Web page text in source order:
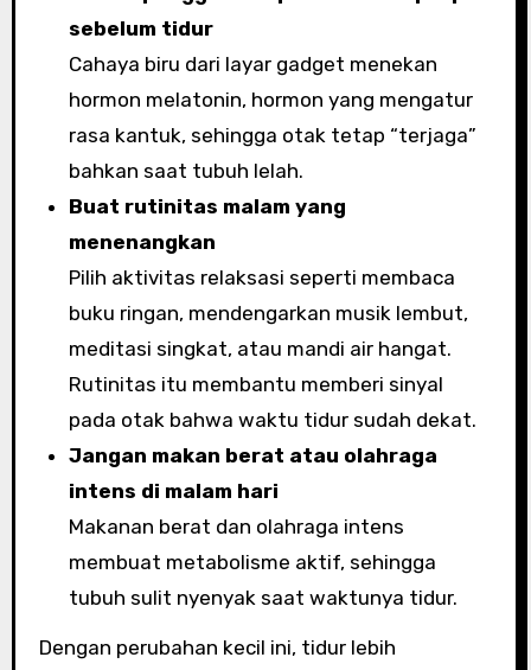
sebelum tidur
Cahaya biru dari layar gadget menekan
hormon melatonin, hormon yang mengatur
rasa kantuk, sehingga otak tetap “terjaga”
bahkan saat tubuh lelah.
Buat rutinitas malam yang
menenangkan
Pilih aktivitas relaksasi seperti membaca
buku ringan, mendengarkan musik lembut,
meditasi singkat, atau mandi air hangat.
Rutinitas itu membantu memberi sinyal
pada otak bahwa waktu tidur sudah dekat.
Jangan makan berat atau olahraga
intens di malam hari
Makanan berat dan olahraga intens
membuat metabolisme aktif, sehingga
tubuh sulit nyenyak saat waktunya tidur.
Dengan perubahan kecil ini, tidur lebih